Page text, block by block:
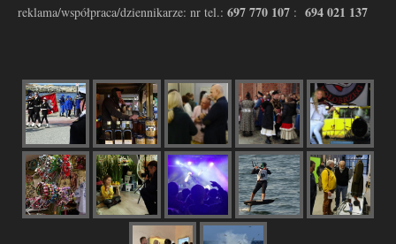
reklama/współpraca/dziennikarze: nr tel.: 697 770 107 : 694 021 137